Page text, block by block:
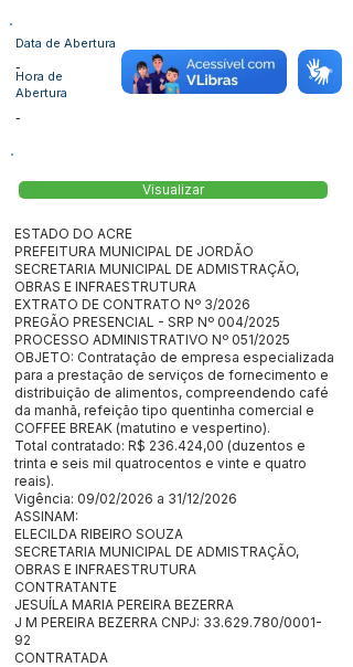
Data de Abertura
-
Hora de
Abertura
-
Visualizar
ESTADO DO ACRE
PREFEITURA MUNICIPAL DE JORDÃO
SECRETARIA MUNICIPAL DE ADMISTRAÇÃO,
OBRAS E INFRAESTRUTURA
EXTRATO DE CONTRATO Nº 3/2026
PREGÃO PRESENCIAL - SRP Nº 004/2025
PROCESSO ADMINISTRATIVO Nº 051/2025
OBJETO: Contratação de empresa especializada
para a prestação de serviços de fornecimento e
distribuição de alimentos, compreendendo café
da manhã, refeição tipo quentinha comercial e
COFFEE BREAK (matutino e vespertino).
Total contratado: R$ 236.424,00 (duzentos e
trinta e seis mil quatrocentos e vinte e quatro
reais).
Vigência: 09/02/2026 a 31/12/2026
ASSINAM:
ELECILDA RIBEIRO SOUZA
SECRETARIA MUNICIPAL DE ADMISTRAÇÃO,
OBRAS E INFRAESTRUTURA
CONTRATANTE
JESUÍLA MARIA PEREIRA BEZERRA
J M PEREIRA BEZERRA CNPJ: 33.629.780/0001-
92
CONTRATADA